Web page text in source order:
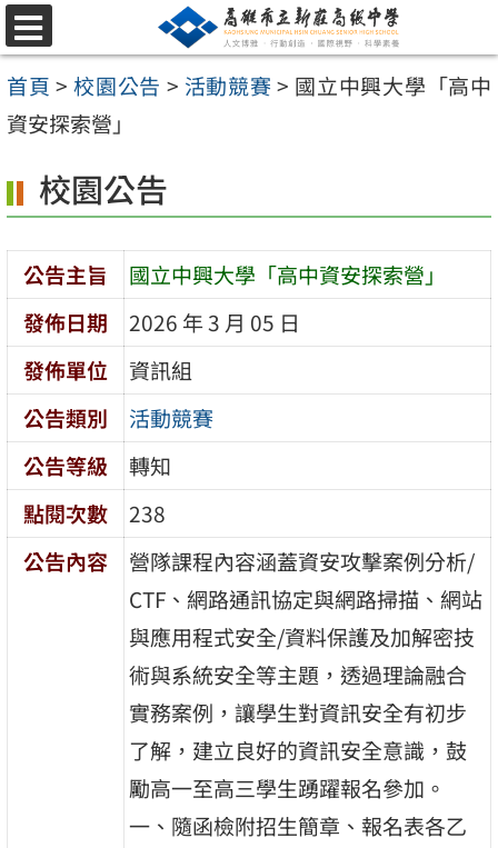
跳
至
主
要
容
區
選
單
首頁 > 校園公告 > 活動競賽 > 國立中興大學「高中
資安探索營」
校園公告
公告主旨
國立中興大學「高中資安探索營」
發佈日期
2026 年 3 月 05 日
發佈單位
資訊組
公告類別
活動競賽
公告等級
轉知
點閱次數
238
公告內容
營隊課程內容涵蓋資安攻擊案例分析/
CTF、網路通訊協定與網路掃描、網站
與應用程式安全/資料保護及加解密技
術與系統安全等主題，透過理論融合
實務案例，讓學生對資訊安全有初步
了解，建立良好的資訊安全意識，鼓
勵高一至高三學生踴躍報名參加。
一、隨函檢附招生簡章、報名表各乙